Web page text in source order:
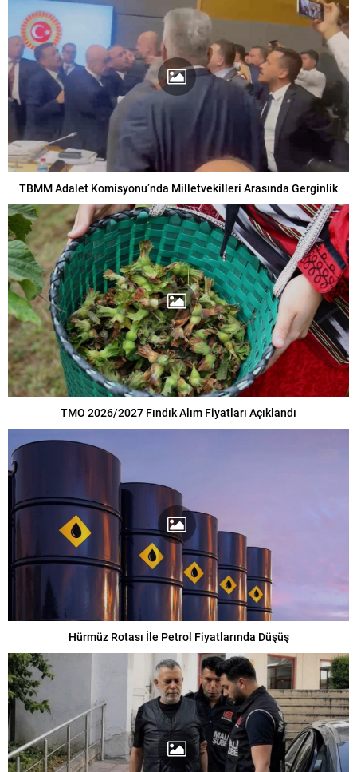
TBMM Adalet Komisyonu’nda Milletvekilleri Arasında Gerginlik
TMO 2026/2027 Fındık Alım Fiyatları Açıklandı
Hürmüz Rotası İle Petrol Fiyatlarında Düşüş